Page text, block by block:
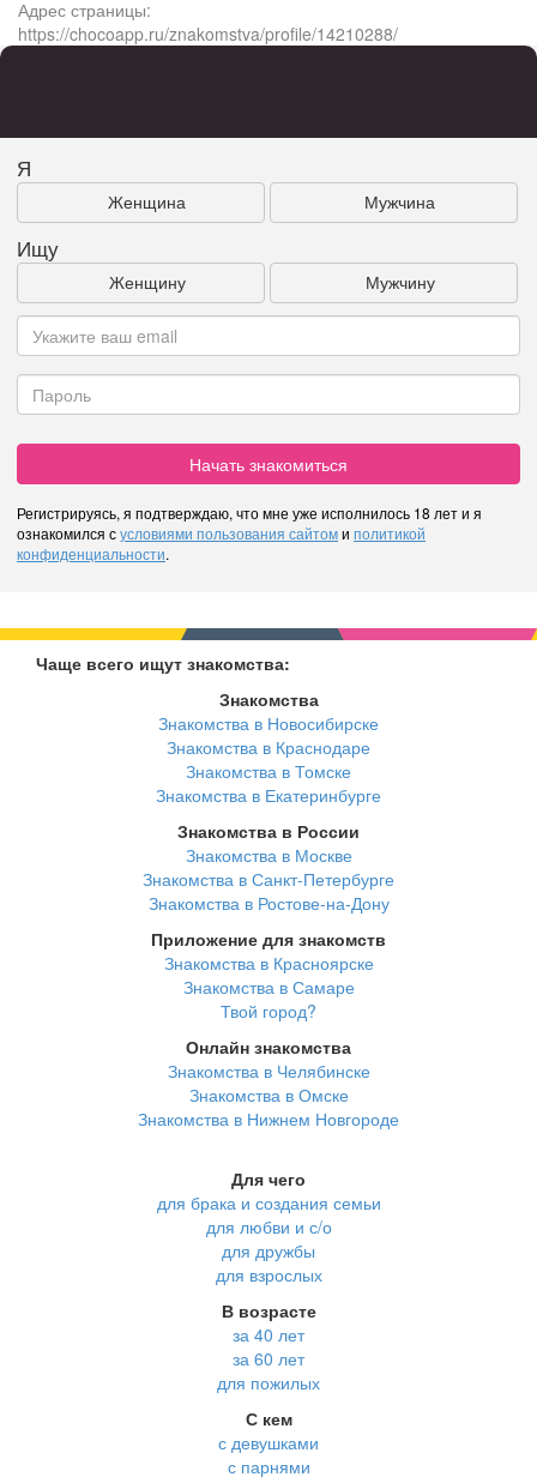
Адрес страницы:
https://chocoapp.ru/znakomstva/profile/14210288/
Я
Женщина Мужчина
Ищу
Женщину Мужчину
Начать знакомиться
Регистрируясь, я подтверждаю, что мне уже исполнилось 18 лет и я
ознакомился сусловиями пользования сайтоми политикой
конфиденциальности.
Чаще всего ищут знакомства:
Знакомства
Знакомства в Новосибирске
Знакомства в Краснодаре
Знакомства в Томске
Знакомства в Екатеринбурге
Знакомства в России
Знакомства в Москве
Знакомства в Санкт-Петербурге
Знакомства в Ростове-на-Дону
Приложение для знакомств
Знакомства в Красноярске
Знакомства в Самаре
Твой город?
Онлайн знакомства
Знакомства в Челябинске
Знакомства в Омске
Знакомства в Нижнем Новгороде
Для чего
для брака и создания семьи
для любви и с/о
для дружбы
для взрослых
В возрасте
за 40 лет
за 60 лет
для пожилых
С кем
с девушками
с парнями